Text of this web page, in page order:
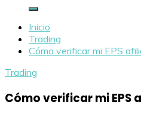
Inicio
Trading
Cómo verificar mi EPS
Trading
Cómo verificar mi EPS